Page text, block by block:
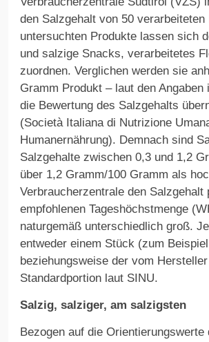
den Salzgehalt von 50
untersuchten Produkte lassen sich
und salzige Snacks, verarbeitetes
zuordnen. Verglichen werden sie
Gramm Produkt – laut den
die Bewertung des Salzgehalts
(Società Italiana di Nutrizione
Humanernährung). Demnach sind
Salzgehalte zwischen 0,3 und 1,2
über 1,2 Gramm/100 Gramm als
Verbraucherzentrale den
empfohlenen Tageshöchstmenge
naturgemäß unterschiedlich groß.
entweder einem Stück (zum
beziehungsweise der vom
Standardportion laut SINU.
Salzig, salziger, am salzigsten
Bezogen auf die